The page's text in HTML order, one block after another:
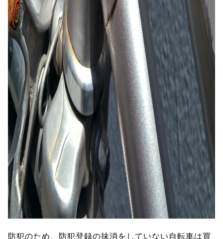
防犯のため、防犯登録の抹消をしていない自転車は買